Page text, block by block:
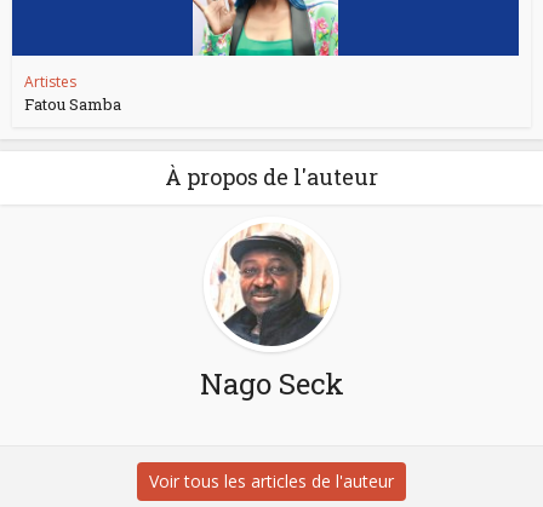
Artistes
Fatou Samba
À propos de l'auteur
Nago Seck
Voir tous les articles de l'auteur